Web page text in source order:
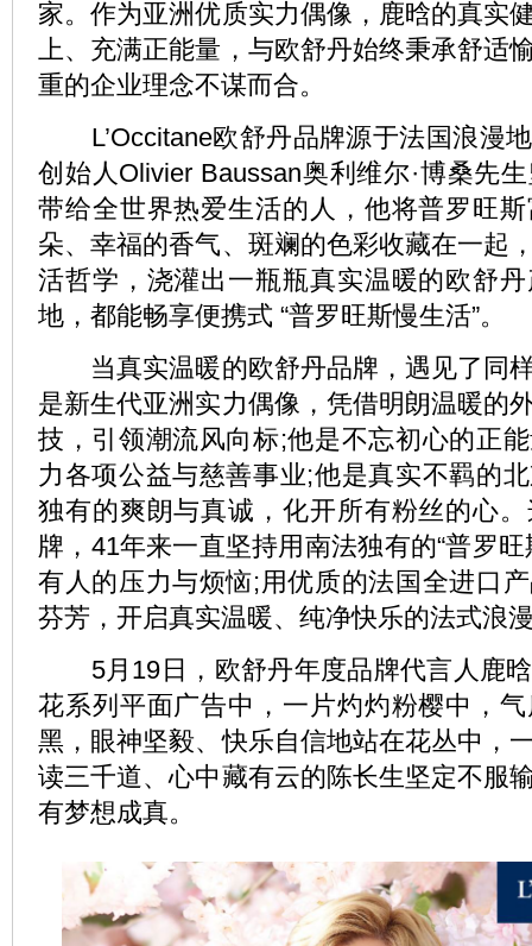
家。作为亚洲优质实力偶像，鹿晗的真实
上、充满正能量，与欧舒丹始终秉承舒适
重的企业理念不谋而合。
L’Occitane欧舒丹品牌源于法国浪漫
创始人Olivier Baussan奥利维尔·博桑先
带给全世界热爱生活的人，他将普罗旺
朵、幸福的香气、斑斓的色彩收藏在一起
活哲学，浇灌出一瓶瓶真实温暖的欧舒
地，都能畅享便携式 “普罗旺斯慢生活”。
当真实温暖的欧舒丹品牌，遇见了同
是新生代亚洲实力偶像，凭借明朗温暖的
技，引领潮流风向标;他是不忘初心的正
力各项公益与慈善事业;他是真实不羁的
独有的爽朗与真诚，化开所有粉丝的心
牌，41年来一直坚持用南法独有的“普罗
有人的压力与烦恼;用优质的法国全进口
芬芳，开启真实温暖、纯净快乐的法式浪
5月19日，欧舒丹年度品牌代言人鹿晗
花系列平面广告中，一片灼灼粉樱中，
黑，眼神坚毅、快乐自信地站在花丛中，
读三千道、心中藏有云的陈长生坚定不服
有梦想成真。